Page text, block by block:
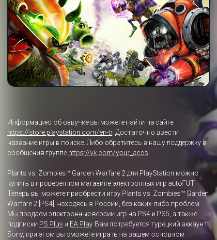
Информацию об озвучке вы можете найти на сайте
https://store.playstation.com/en-tr. Достаточно ввести
название игры в поиске. Либо обратитесь в нашу поддержку в
сообщения группе https://vk.com/your_accs
Plants vs. Zombies™ Garden Warfare 2 для PlayStation можно
купить в проверенном магазине электронных игр autoFUT.
Теперь вы можете приобрести игру Plants vs. Zombies™ Garden
Warfare 2 [PS4], находясь в России, без каких-либо проблем.
Мы продаём электронные версии игр на PS4 и PS5, а также
подписки PS Plus и EA Play. Вам потребуется турецкий аккаунт
Sony, при этом вы сможете играть на вашем основном